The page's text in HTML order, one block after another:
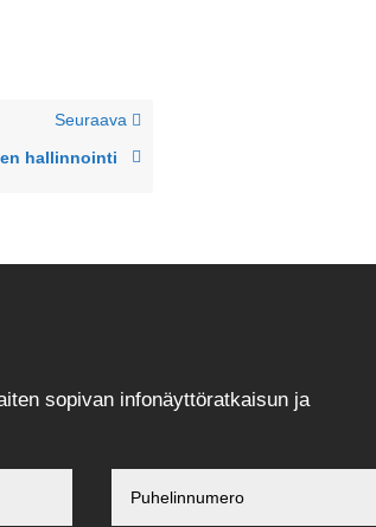
Seuraava
hallinnointi
sopivan infonäyttöratkaisun ja